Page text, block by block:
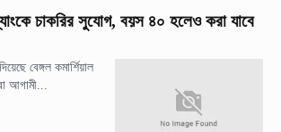
চাকরির সুযোগ, বয়স ৪০ হলেও করা যাবে
বেঙ্গল কমার্শিয়াল
আগামী...